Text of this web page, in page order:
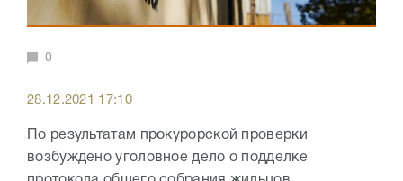
0
28.12.2021 17:10
По результатам прокурорской проверки
возбуждено уголовное дело о подделке